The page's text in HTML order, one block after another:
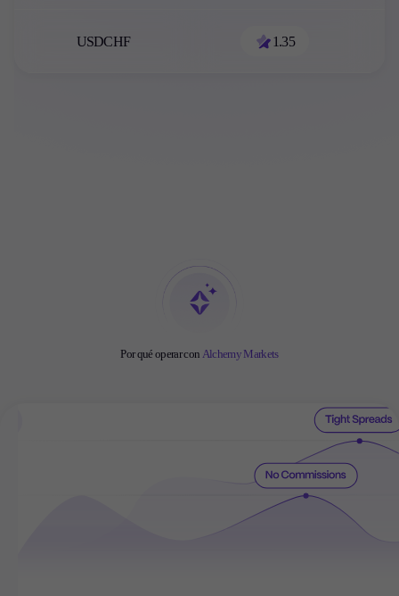
USDCHF 1.35
Por qué operar con Alchemy Markets